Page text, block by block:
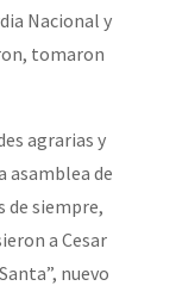
Nacional y
tomaron
agrarias y
asamblea de
de siempre,
a Cesar
nuevo